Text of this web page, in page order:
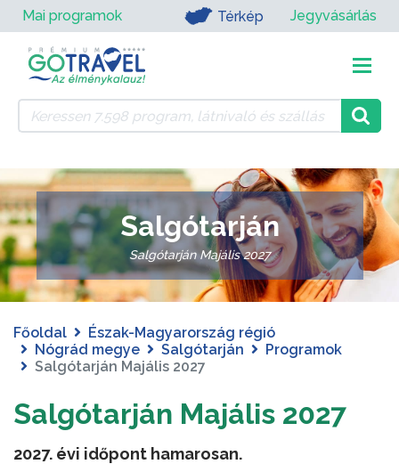
Mai programok Térkép Jegyvásárlás
Salgótarján
Salgótarján Majális 2027
Főoldal
Észak-Magyarország régió
Nógrád megye
Salgótarján
Programok
Salgótarján Majális 2027
Salgótarján Majális 2027
2027. évi időpont hamarosan.